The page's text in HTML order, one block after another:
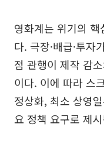
영화계는 위기의
다. 극장·배급·투자
점 관행이 제작 감
이다. 이에 따라 스
정상화, 최소 상영
요 정책 요구로 제